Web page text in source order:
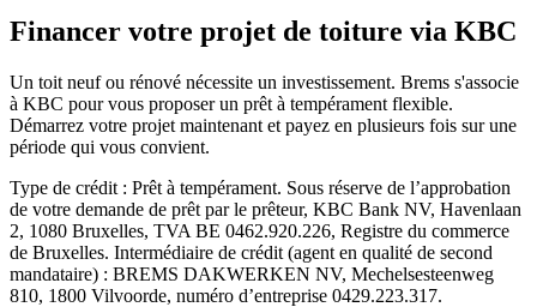
Financer votre projet de toiture via KBC
Un toit neuf ou rénové nécessite un investissement. Brems s'associe
à KBC pour vous proposer un prêt à tempérament flexible.
Démarrez votre projet maintenant et payez en plusieurs fois sur une
période qui vous convient.
Type de crédit : Prêt à tempérament. Sous réserve de l’approbation
de votre demande de prêt par le prêteur, KBC Bank NV, Havenlaan
2, 1080 Bruxelles, TVA BE 0462.920.226, Registre du commerce
de Bruxelles. Intermédiaire de crédit (agent en qualité de second
mandataire) : BREMS DAKWERKEN NV, Mechelsesteenweg
810, 1800 Vilvoorde, numéro d’entreprise 0429.223.317.